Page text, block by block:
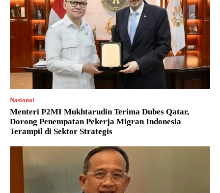
Nasional
Menteri P2MI Mukhtarudin Terima Dubes Qatar,
Dorong Penempatan Pekerja Migran Indonesia
Terampil di Sektor Strategis